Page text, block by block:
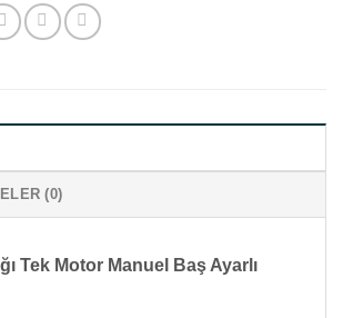
(0)
Tek Motor Manuel Baş Ayarlı